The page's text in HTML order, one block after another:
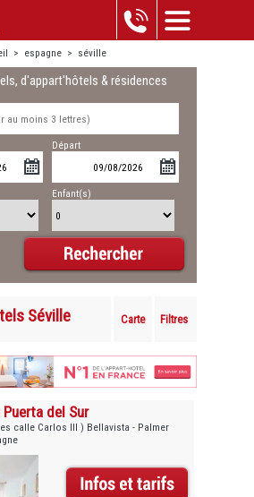
> espagne > séville
d'appart'hôtels & résidences
Départ
Enfant(s)
Séville Carte Filtres
del Sur
calle Carlos III ) Bellavista - Palmer